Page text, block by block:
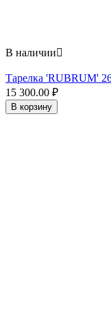
В наличии
Тарелка 'RUBRUM'
15 300.00 ₽
В корзину